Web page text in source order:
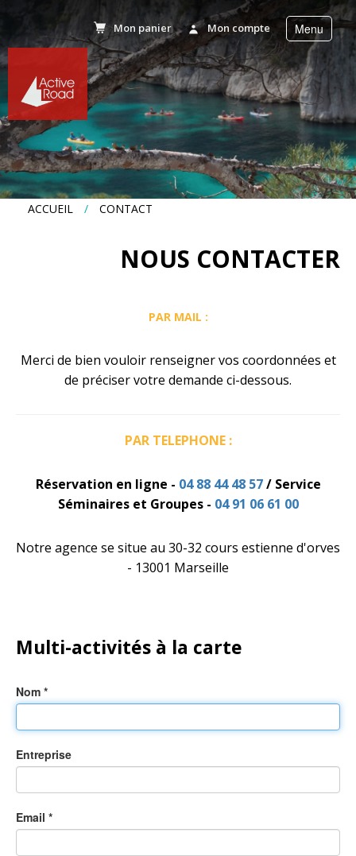
Menu
Mon compte
Mon panier
ACCUEIL / CONTACT
NOUS CONTACTER
PAR MAIL :
Merci de bien vouloir renseigner vos coordonnées et
de préciser votre demande ci-dessous.
PAR TELEPHONE :
Réservation en ligne - 04 88 44 48 57/ Service
Séminaires et Groupes - 04 91 06 61 00
Notre agence se situe au 30-32 cours estienne d'orves
- 13001 Marseille
Multi-activités à la carte
Nom *
Entreprise
Email *
Accueil
Activités
Séjours
Contact